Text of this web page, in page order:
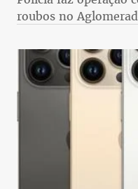
roubos no